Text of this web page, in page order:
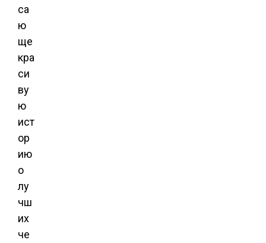
са
ю
ще
кра
си
ву
ю
ист
ор
ию
о
лу
чш
их
че